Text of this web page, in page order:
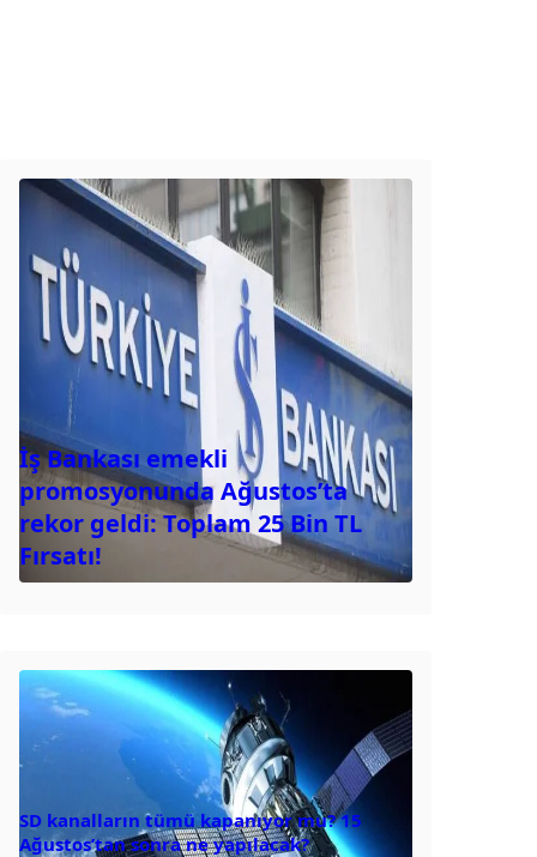
İş Bankası emekli
promosyonunda Ağustos’ta
rekor geldi: Toplam 25 Bin TL
Fırsatı!
SD kanalların tümü kapanıyor mu? 15
Ağustos’tan sonra ne yapılacak?